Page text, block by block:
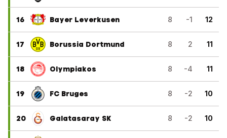
16 Bayer Leverkusen 8 -1 12
17 Borussia Dortmund 8 2 11
18 Olympiakos 8 -4 11
19 FC Bruges 8 -2 10
20 Galatasaray SK 8 -2 10